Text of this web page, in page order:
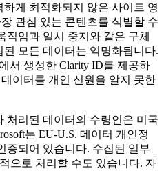
게 최적화되지 않은 사이트 영
관심 있는 콘텐츠를 식별할 수
직임과 일시 중지와 같은 구체
모든 데이터는 익명화됩니다.
서 생성한 Clarity ID를 제공하
이터를 개인 신원을 알지 못한
처리된 데이터의 수령인은 미국
는 EU-U.S. 데이터 개인정
증되어 있습니다. 수집된 일부
으로 처리할 수도 있습니다. 자